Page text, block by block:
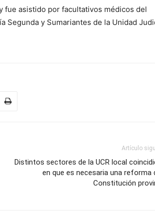
asistido por facultativos médicos del
Segunda y Sumariantes de la Unidad
Artículo
Distintos sectores de la UCR local
en que es necesaria una reforma
Constitución